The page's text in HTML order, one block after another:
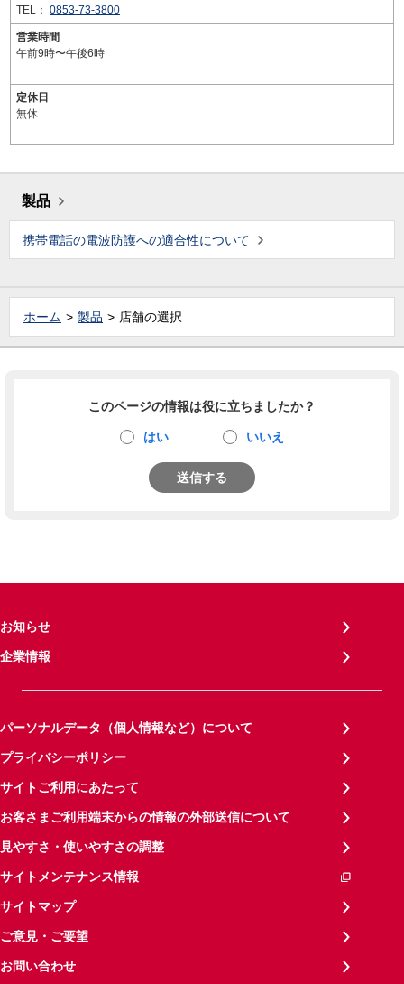
TEL： 0853-73-3800
営業時間
午前9時〜午後6時
定休日
無休
製品
携帯電話の電波防護への適合性について
ホーム 製品 店舗の選択
このページの情報は役に立ちましたか？
はい いいえ
送信する
お知らせ
企業情報
パーソナルデータ（個人情報など）について
プライバシーポリシー
サイトご利用にあたって
お客さまご利用端末からの情報の外部送信について
見やすさ・使いやすさの調整
サイトメンテナンス情報
サイトマップ
ご意見・ご要望
お問い合わせ